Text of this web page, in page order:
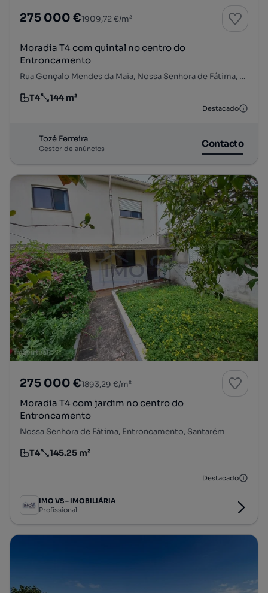
275 000 €1909,72 €/m²
Moradia T4 com quintal no centro do
Entroncamento
Rua Gonçalo Mendes da Maia, Nossa Senhora de Fátima, Entroncamento, Santarém
Tipologia
T4
Preço por metro quadrado
144 m²
Destacado
Tozé Ferreira
Gestor de anúncios Contacto
275 000 €1893,29 €/m²
Moradia T4 com jardim no centro do
Entroncamento
Nossa Senhora de Fátima, Entroncamento, Santarém
Tipologia
T4
Preço por metro quadrado
145.25 m²
Destacado
IMO VS – IMOBILIÁRIA
Profissional